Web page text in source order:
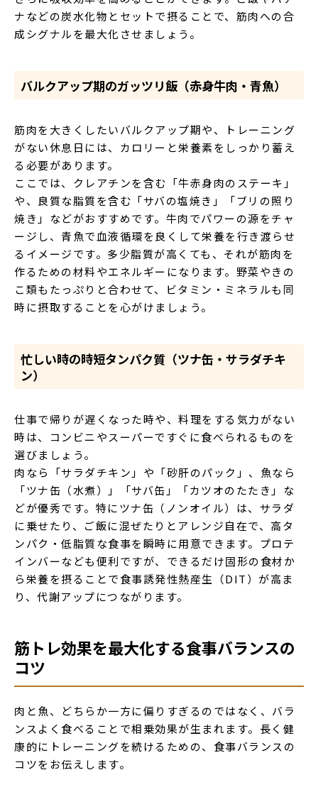
ナなどの炭水化物とセットで摂ることで、筋肉への合
成シグナルを最大化させましょう。
バルクアップ期のガッツリ飯（赤身牛肉・青魚）
筋肉を大きくしたいバルクアップ期や、トレーニング
がない休息日には、カロリーと栄養素をしっかり蓄え
る必要があります。
ここでは、クレアチンを含む「牛赤身肉のステーキ」
や、良質な脂質を含む「サバの塩焼き」「ブリの照り
焼き」などがおすすめです。牛肉でパワーの源をチャ
ージし、青魚で血液循環を良くして栄養を行き渡らせ
るイメージです。多少脂質が高くても、それが筋肉を
作るための材料やエネルギーになります。野菜やきの
こ類もたっぷりと合わせて、ビタミン・ミネラルも同
時に摂取することを心がけましょう。
忙しい時の時短タンパク質（ツナ缶・サラダチキ
ン）
仕事で帰りが遅くなった時や、料理をする気力がない
時は、コンビニやスーパーですぐに食べられるものを
選びましょう。
肉なら「サラダチキン」や「砂肝のパック」、魚なら
「ツナ缶（水煮）」「サバ缶」「カツオのたたき」な
どが優秀です。特にツナ缶（ノンオイル）は、サラダ
に乗せたり、ご飯に混ぜたりとアレンジ自在で、高タ
ンパク・低脂質な食事を瞬時に用意できます。プロテ
インバーなども便利ですが、できるだけ固形の食材か
ら栄養を摂ることで食事誘発性熱産生（DIT）が高ま
り、代謝アップにつながります。
筋トレ効果を最大化する食事バランスの
コツ
肉と魚、どちらか一方に偏りすぎるのではなく、バラ
ンスよく食べることで相乗効果が生まれます。長く健
康的にトレーニングを続けるための、食事バランスの
コツをお伝えします。